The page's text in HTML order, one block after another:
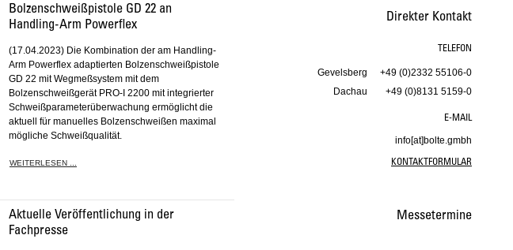
Bolzenschweißpistole GD 22 an
Handling-Arm Powerflex
(17.04.2023) Die Kombination der am Handling-
Arm Powerflex adaptierten Bolzenschweißpistole
GD 22 mit Wegmeßsystem mit dem
Bolzenschweißgerät PRO-I 2200 mit integrierter
Schweißparameterüberwachung ermöglicht die
aktuell für manuelles Bolzenschweißen maximal
mögliche Schweißqualität.
WEITERLESEN ...
Aktuelle Veröffentlichung in der
Fachpresse
Direkter Kontakt
TELEFON
Gevelsberg
+49 (0)2332 55106-0
Dachau
+49 (0)8131 5159-0
E-MAIL
info[at]bolte.gmbh
KONTAKTFORMULAR
Messetermine